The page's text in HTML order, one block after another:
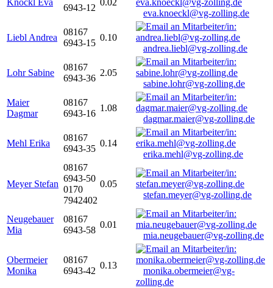
Knöckl Eva
6943-12
0.02
eva.knoeckl@vg-zolling.de
Liebl Andrea
08167
6943-15
0.10
andrea.liebl@vg-zolling.de
Lohr Sabine
08167
6943-36
2.05
sabine.lohr@vg-zolling.de
Maier
Dagmar
08167
6943-16
1.08
dagmar.maier@vg-zolling.de
Mehl Erika
08167
6943-35
0.14
erika.mehl@vg-zolling.de
Meyer Stefan
08167
6943-50
0170
7942402
0.05
stefan.meyer@vg-zolling.de
Neugebauer
Mia
08167
6943-58
0.01
mia.neugebauer@vg-zolling.de
Obermeier
Monika
08167
6943-42
0.13
monika.obermeier@vg-
zolling.de